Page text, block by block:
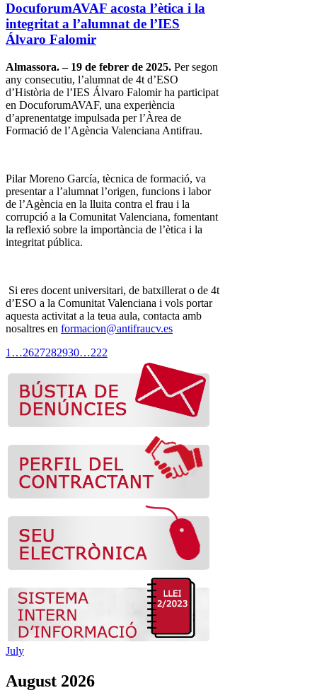
DocuforumAVAF acosta l’ètica i la
integritat a l’alumnat de l’IES
Álvaro Falomir
Almassora. – 19 de febrer de 2025. Per segon
any consecutiu, l’alumnat de 4t d’ESO
d’Història de l’IES Álvaro Falomir ha participat
en DocuforumAVAF, una experiència
d’aprenentatge impulsada per l’Àrea de
Formació de l’Agència Valenciana Antifrau.
Pilar Moreno García, tècnica de formació, va
presentar a l’alumnat l’origen, funcions i labor
de l’Agència en la lluita contra el frau i la
corrupció a la Comunitat Valenciana, fomentant
la reflexió sobre la importància de l’ètica i la
integritat pública.
Si eres docent universitari, de batxillerat o de 4t
d’ESO a la Comunitat Valenciana i vols portar
aquesta activitat a la teua aula, contacta amb
nosaltres en formacion@antifraucv.es
1 …2627282930…222
July
August 2026